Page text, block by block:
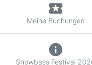
local_activity
Meine Buchungen
info
Snowbass Festival